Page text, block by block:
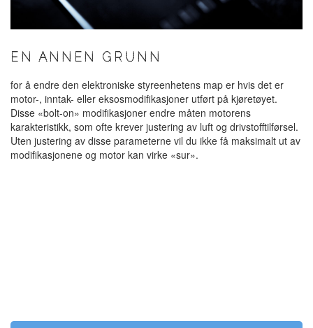
EN ANNEN GRUNN
for å endre den elektroniske styreenhetens map er hvis det er
motor-, inntak- eller eksosmodifikasjoner utført på kjøretøyet.
Disse «bolt-on» modifikasjoner endre måten motorens
karakteristikk, som ofte krever justering av luft og drivstofftilførsel.
Uten justering av disse parameterne vil du ikke få maksimalt ut av
modifikasjonene og motor kan virke «sur».